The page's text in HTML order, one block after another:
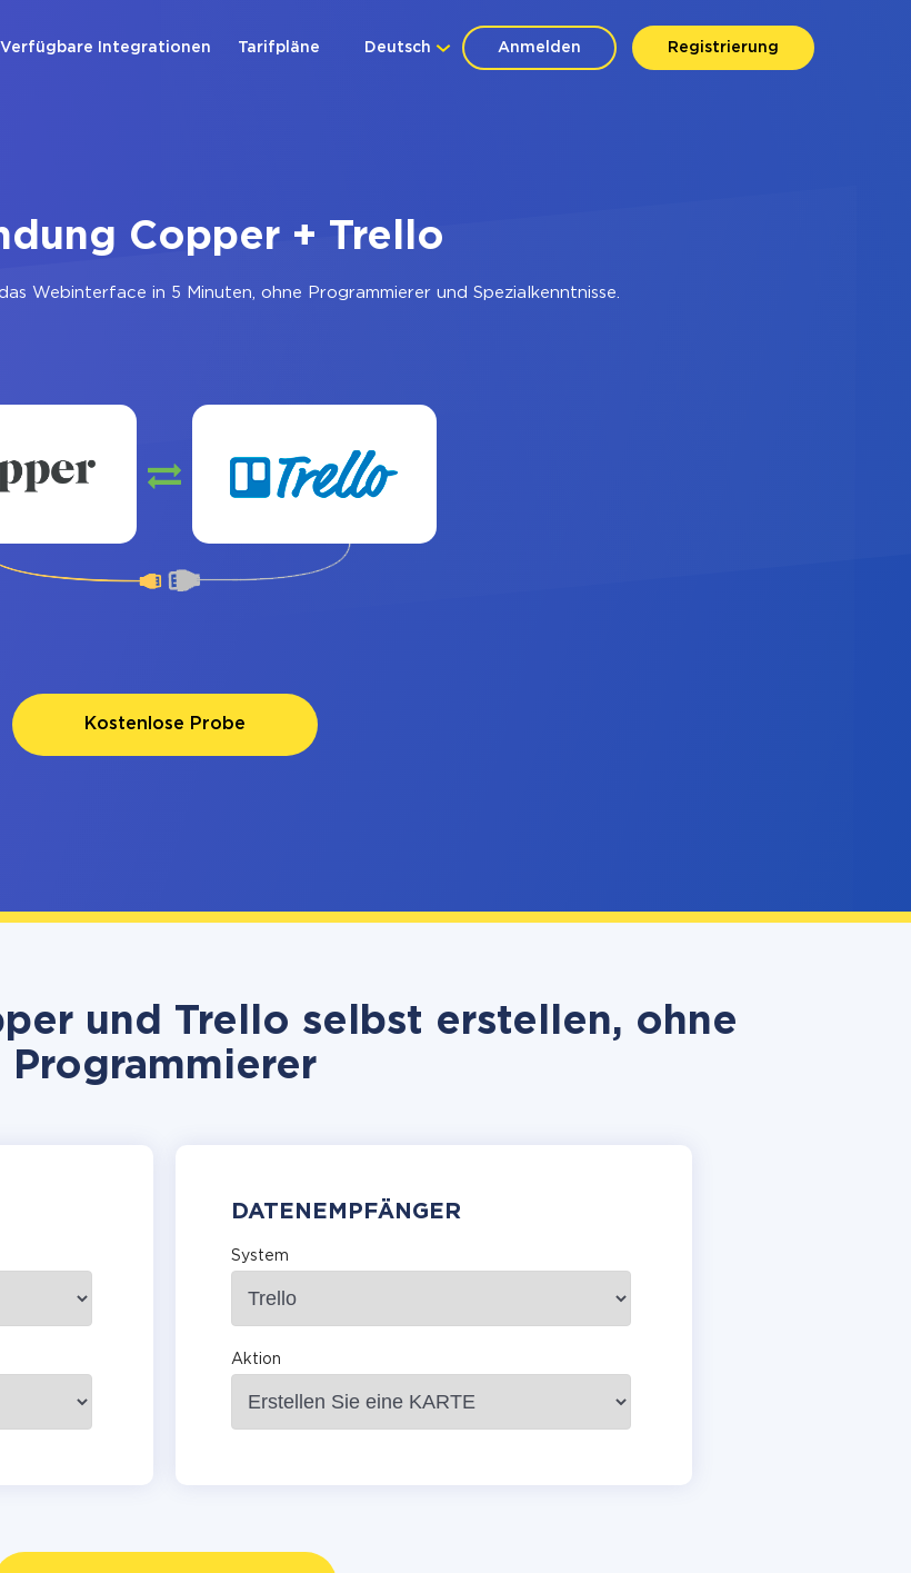
Anmelden Registrierung
Deutsch
Verfügbare Integrationen Tarifpläne
Copper + Trello
Webinterface in 5 Minuten, ohne Programmierer und Spezialkenntnisse.
Kostenlose Probe
und Trello selbst erstellen, ohne
Programmierer
DATENEMPFÄNGER
System
Aktion